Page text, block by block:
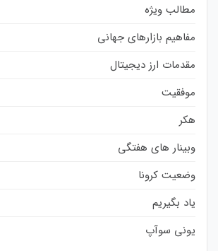
مطالب ویژه
مفاهیم بازارهای جهانی
مقدمات ارز دیجیتال
موفقیت
هکر
وبینار های هفتگی
وضعیت کرونا
یاد بگیریم
یونی سوآپ